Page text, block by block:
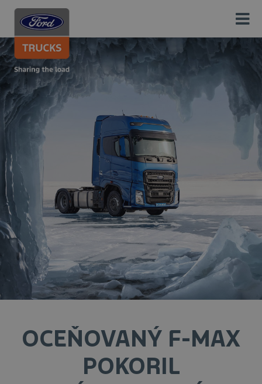
OCEŇOVANÝ F-MAX
POKORIL